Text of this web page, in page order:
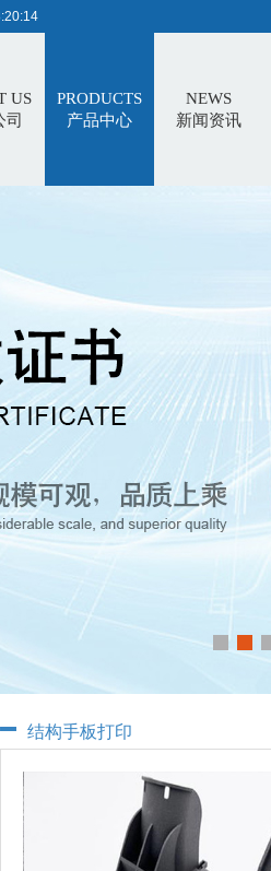
US
司
PRODUCTS
产品中心
NEWS
新闻资讯
结构手板打印